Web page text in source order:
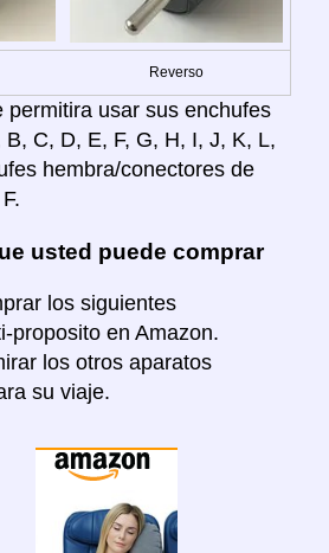
Reverso
permitira usar sus enchufes
C, D, E, F, G, H, I, J, K, L,
hembra/conectores de
usted puede comprar
los siguientes
proposito en Amazon.
los otros aparatos
su viaje.